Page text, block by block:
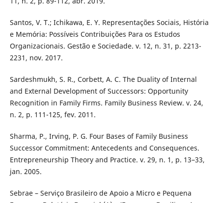
Santos, V. T.; Ichikawa, E. Y. Representações Sociais, História
e Memória: Possíveis Contribuições Para os Estudos
Organizacionais. Gestão e Sociedade. v. 12, n. 31, p. 2213-
2231, nov. 2017.
Sardeshmukh, S. R., Corbett, A. C. The Duality of Internal
and External Development of Successors: Opportunity
Recognition in Family Firms. Family Business Review. v. 24,
n. 2, p. 111-125, fev. 2011.
Sharma, P., Irving, P. G. Four Bases of Family Business
Successor Commitment: Antecedents and Consequences.
Entrepreneurship Theory and Practice. v. 29, n. 1, p. 13–33,
jan. 2005.
Sebrae – Serviço Brasileiro de Apoio a Micro e Pequena